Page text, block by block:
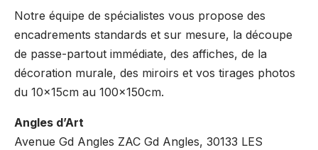
Notre équipe de spécialistes vous propose des
encadrements standards et sur mesure, la découpe
de passe-partout immédiate, des affiches, de la
décoration murale, des miroirs et vos tirages photos
du 10x15cm au 100x150cm.
Angles d’Art
Avenue Gd Angles ZAC Gd Angles, 30133 LES